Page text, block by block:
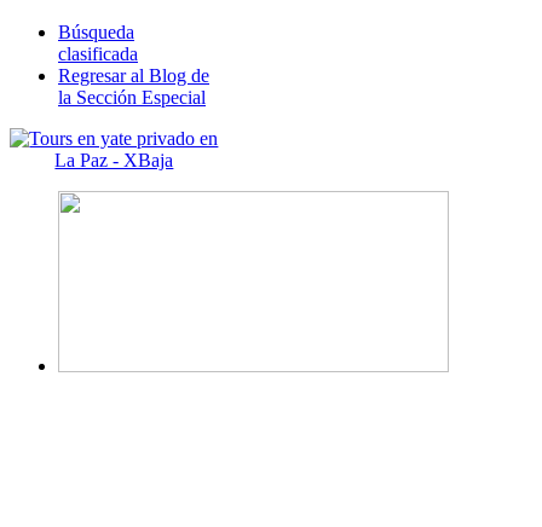
Búsqueda
clasificada
Regresar al Blog de
la Sección Especial